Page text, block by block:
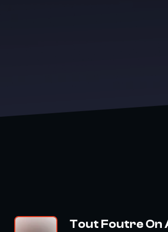
Tout Foutre